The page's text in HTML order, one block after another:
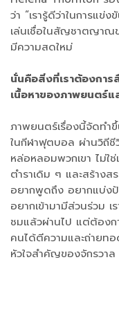
ว่า “เรารู้ดีว่าในการแข่
เล่นเชื่อในสัญชาตญาณ
มีความสดใหม่
นั่นคือสิ่งที่เราต้องกา
เนื้อหาของภาพยนตร์แ
ภาพยนตร์เรื่องนี้จัดทำ
ในกีฬาฟุตบอล ผ่านวิถี
หล่อหลอมพวกเขา ไม่ใ
ตำราเดิม ๆ และสร้าง
อยากพูดถึง อยากแบ่ง
อยากเข้ามามีส่วนร่วม เ
ชมแล้วผ่านไป แต่ต้องก
คนได้ตีความและถ่ายท
หัวใจสำคัญของจักรวา